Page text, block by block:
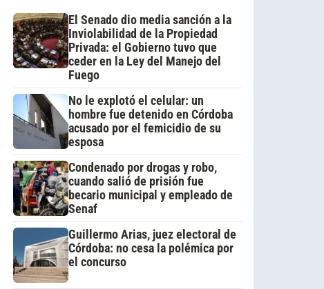
El Senado dio media sanción a la
Inviolabilidad de la Propiedad
Privada: el Gobierno tuvo que
ceder en la Ley del Manejo del
Fuego
No le explotó el celular: un
hombre fue detenido en Córdoba
acusado por el femicidio de su
esposa
Condenado por drogas y robo,
cuando salió de prisión fue
becario municipal y empleado de
Senaf
Guillermo Arias, juez electoral de
Córdoba: no cesa la polémica por
el concurso